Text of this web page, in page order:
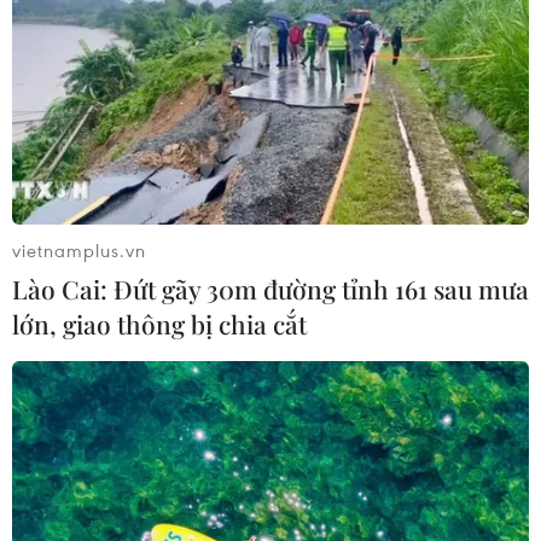
lĩnh đối ngoại của Việt Nam
07/08/2026 03:49
Venezuela khởi động đàm phán về
tiến trình chuyển giao chính trị
07/08/2026 02:58
Mỹ can thiệp khẩn cấp, ngăn
Israel mở rộng đòn trừng phạt
Hezbollah
07/08/2026 02:31
Sập công trình tại Cuba khiến 2
vietnamplus.vn
Lào Cai: Đứt gãy 30m đường tỉnh 161 sau mưa
lớn, giao thông bị chia cắt